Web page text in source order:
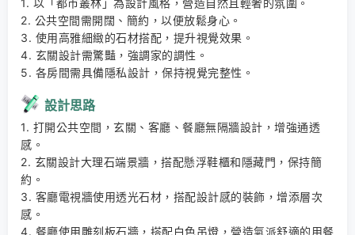
1. 以「都市叢林」為設計風格，營造自然且輕奢的氛圍。
2. 公共空間需開闊、簡約，以便放鬆身心。
3. 使用高雅細緻的石材搭配，提升視覺效果。
4. 玄關設計需驚豔，強調家的調性。
5. 各房間需具備隱私設計，保持視覺完整性。
設計思路
1. 打開公共空間，玄關、客廳、餐廳無隔牆設計，增強通透
感。
2. 玄關設計大理石端景牆，搭配懸浮鞋櫃和隱藏門，保持簡
約。
3. 客廳電視牆使用透光石材，搭配設計感的裝飾，增添層次
感。
4. 餐廳使用雕刻板石牆，搭配白色吊燈，營造氣派舒適的用餐